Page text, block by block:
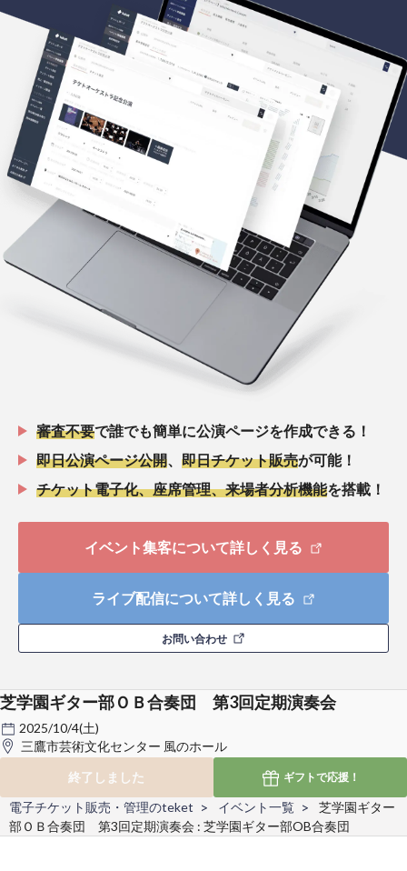
審査不要で誰でも簡単に公演ページを作成できる！
即日公演ページ公開
即日チケット販売が可能！
チケット電子化、座席管理、来場者分析機能を搭載！
イベント集客について詳しく見る
ライブ配信について詳しく見る
お問い合わせ
芝学園ギター部ＯＢ合奏団 第3回定期演奏会
2025/10/4(土)
三鷹市芸術文化センター 風のホール
終了しました
ギフトで応援！
電子チケット販売・管理のteket イベント一覧
芝学園ギター
部ＯＢ合奏団 第3回定期演奏会 : 芝学園ギター部OB合奏団